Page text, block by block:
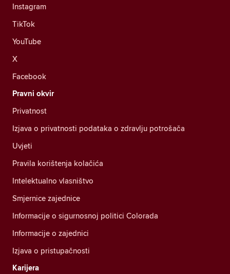
Instagram
TikTok
YouTube
X
Facebook
Pravni okvir
Privatnost
Izjava o privatnosti podataka o zdravlju potrošača
Uvjeti
Pravila korištenja kolačića
Intelektualno vlasništvo
Smjernice zajednice
Informacije o sigurnosnoj politici Colorada
Informacije o zajednici
Izjava o pristupačnosti
Karijera